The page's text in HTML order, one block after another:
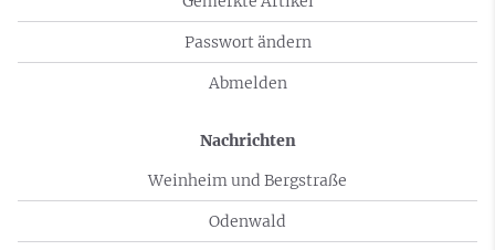
Passwort ändern
Abmelden
Nachrichten
Weinheim und Bergstraße
Odenwald